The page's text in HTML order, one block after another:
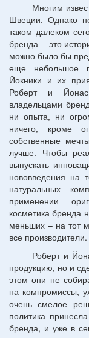
Многим
Швеции. Однако
таком далеком
бренда – это
можно было бы
еще небольшое
Йокники и их
Роберт и
владельцами
ни опыта, ни
ничего, кроме
собственные
лучше. Чтобы
выпускать
нововведения на
натуральных
применении
косметика бренда
меньших – на тот
все производители.
Роберт и
продукцию, но и
этом они не
на компромиссы,
очень смелое
политика
бренда, и уже в